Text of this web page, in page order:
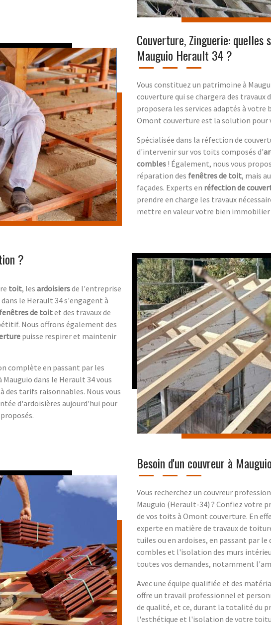
Couverture, Zinguerie:
Mauguio Herault 34 ?
Vous constituez un patrimoine à
couverture qui se chargera des travaux
proposera les services adaptés à
Omont couverture est la solution pour
Spécialisée dans la réfection de
d'intervenir sur vos toits composés d'
combles ! Également, nous vous
réparation des fenêtres de toit, mais
façades. Experts en réfection de
prendre en charge les travaux
mettre en valeur votre bien immobilier
?
toit, les ardoisiersde l'entreprise
le Herault 34 s'engagent à
fenêtres de toitet des travaux de
Nous offrons également des
puisse respirer et maintenir
complète en passant par les
dans le Herault 34 vous
des tarifs raisonnables. Nous vous
d'ardoisières aujourd'hui pour
Besoin d'un couvreur à
Vous recherchez un couvreur
Mauguio (Herault-34) ? Confiez votre
de vos toits à Omont couverture. En
experte en matière de travaux de
tuiles ou en ardoises, en passant par
combles et l'isolation des murs
toutes vos demandes, notamment
Avec une équipe qualifiée et des
offre un travail professionnel et
de qualité, et ce, durant la totalité du
l'esthétique et l'isolation de votre